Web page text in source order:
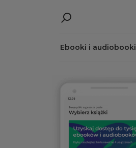
Ebooki i audiobooki